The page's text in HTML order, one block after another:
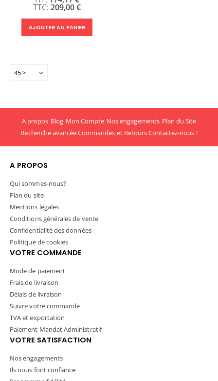
209,00 €
AJOUTER AU PANIER
A propos Blog Mon Compte Nos engagements Plan du Site
Recherche avancéeCommandes et RetoursContactez-nous !
A PROPOS
Qui sommes-nous?
Plan du site
Mentions légales
Conditions générales de vente
Confidentialité des données
Politique de cookies
VOTRE COMMANDE
Mode de paiement
Frais de livraison
Délais de livraison
Suivre votre commande
TVA et exportation
Paiement Mandat Administratif
VOTRE SATISFACTION
Nos engagements
Ils nous font confiance